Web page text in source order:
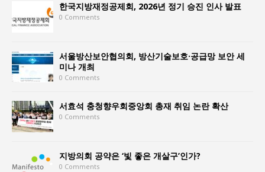
한국지방재정공제회, 2026년 정기 승진 인사 발표
0 Comments
서울방산보안협의회, 방산기술보호·공급망 보안 세
미나 개최
0 Comments
서효석 충청향우회중앙회 총재 취임 논란 확산
0 Comments
지방의회 공약은 ‘빛 좋은 개살구’인가?
0 Comments